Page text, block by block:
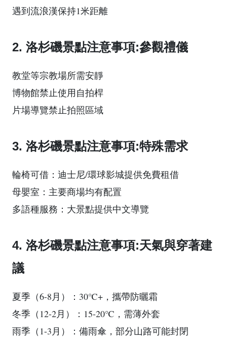
遇到流浪漢保持1米距離
2. 洛杉磯景點注意事項:參觀禮儀
教堂等宗教場所需安靜
博物館禁止使用自拍桿
片場導覽禁止拍照區域
3. 洛杉磯景點注意事項:特殊需求
輪椅可借：迪士尼/環球影城提供免費租借
母嬰室：主要商場均有配置
多語種服務：大景點提供中文導覽
4. 洛杉磯景點注意事項:天氣與穿著建
議
夏季（6-8月）：30℃+，攜帶防曬霜
冬季（12-2月）：15-20℃，需薄外套
雨季（1-3月）：備雨傘，部分山路可能封閉